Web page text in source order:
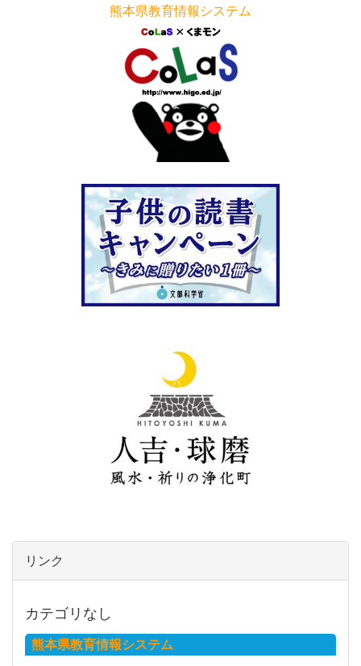
熊本県教育情報システム
リンク
カテゴリなし
熊本県教育情報システム